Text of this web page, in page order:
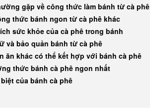
gặp về công thức làm bánh từ cà phê
thức bánh ngon từ cà phê khác
sức khỏe của cà phê trong bánh
và bảo quản bánh từ cà phê
ăn khác có thể kết hợp với bánh cà phê
thức bánh cà phê ngon nhất
của bánh cà phê